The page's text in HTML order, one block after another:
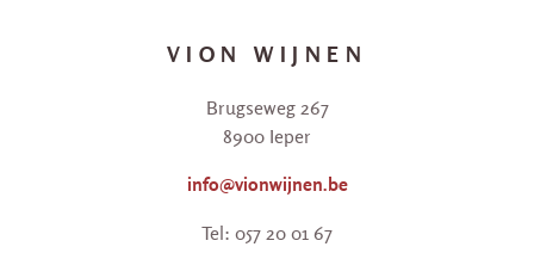
VION WIJNEN
Brugseweg 267
8900 Ieper
info@vionwijnen.be
Tel: 057 20 01 67